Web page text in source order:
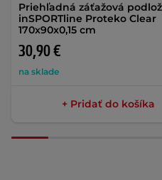
Priehľadná záťažová
inSPORTline Proteko Clear
170x90x0,15 cm
30,90 €
na sklade
+ Pridať do košíka